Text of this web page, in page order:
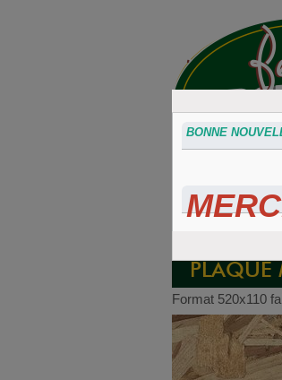
Accessoires
divers
BONNE
Format 520x110